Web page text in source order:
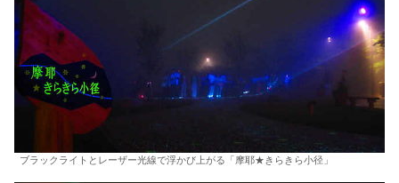
ブラックライトとレーザー光線で浮かび上がる「摩耶★きらきら小径」